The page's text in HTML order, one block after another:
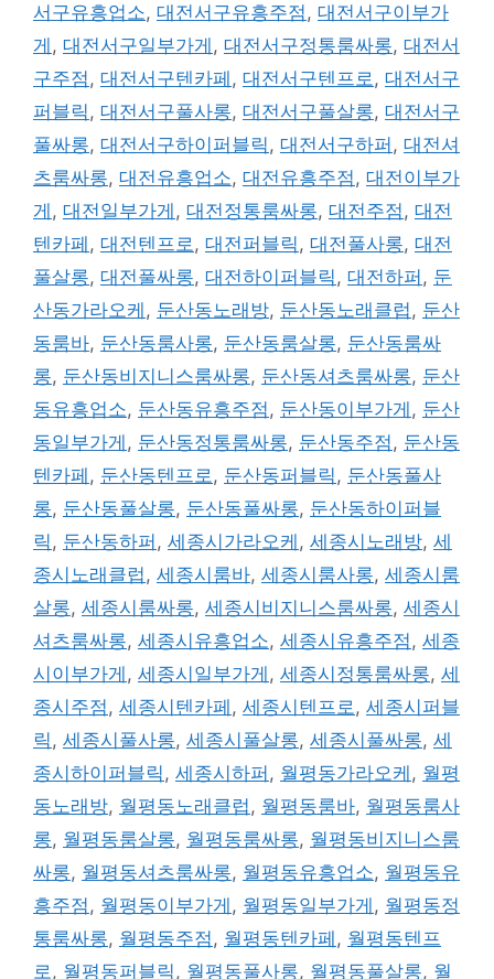
서구유흥업소, 대전서구유흥주점, 대전서구이부가
게 , 대전서구일부가게 , 대전서구정통룸싸롱, 대전서
구주점, 대전서구텐카페 , 대전서구텐프로, 대전서구
퍼블릭, 대전서구풀사롱, 대전서구풀살롱, 대전서구
풀싸롱, 대전서구하이퍼블릭, 대전서구하퍼 , 대전셔
츠룸싸롱, 대전유흥업소, 대전유흥주점, 대전이부가
게 , 대전일부가게 , 대전정통룸싸롱, 대전주점, 대전
텐카페 , 대전텐프로, 대전퍼블릭, 대전풀사롱, 대전
풀살롱, 대전풀싸롱, 대전하이퍼블릭, 대전하퍼 , 둔
산동가라오케 , 둔산동노래방, 둔산동노래클럽, 둔산
동룸바, 둔산동룸사롱, 둔산동룸살롱, 둔산동룸싸
롱, 둔산동비지니스룸싸롱, 둔산동셔츠룸싸롱, 둔산
동유흥업소, 둔산동유흥주점, 둔산동이부가게 , 둔산
동일부가게 , 둔산동정통룸싸롱, 둔산동주점, 둔산동
텐카페 , 둔산동텐프로, 둔산동퍼블릭, 둔산동풀사
롱, 둔산동풀살롱, 둔산동풀싸롱, 둔산동하이퍼블
릭, 둔산동하퍼 , 세종시가라오케 , 세종시노래방, 세
종시노래클럽, 세종시룸바, 세종시룸사롱, 세종시룸
살롱, 세종시룸싸롱, 세종시비지니스룸싸롱, 세종시
셔츠룸싸롱, 세종시유흥업소, 세종시유흥주점, 세종
시이부가게 , 세종시일부가게 , 세종시정통룸싸롱, 세
종시주점, 세종시텐카페 , 세종시텐프로, 세종시퍼블
릭, 세종시풀사롱, 세종시풀살롱, 세종시풀싸롱, 세
종시하이퍼블릭, 세종시하퍼 , 월평동가라오케 , 월평
동노래방, 월평동노래클럽, 월평동룸바, 월평동룸사
롱, 월평동룸살롱, 월평동룸싸롱, 월평동비지니스룸
싸롱, 월평동셔츠룸싸롱, 월평동유흥업소, 월평동유
흥주점, 월평동이부가게 , 월평동일부가게 , 월평동정
통룸싸롱, 월평동주점, 월평동텐카페 , 월평동텐프
로, 월평동퍼블릭, 월평동풀사롱, 월평동풀살롱, 월